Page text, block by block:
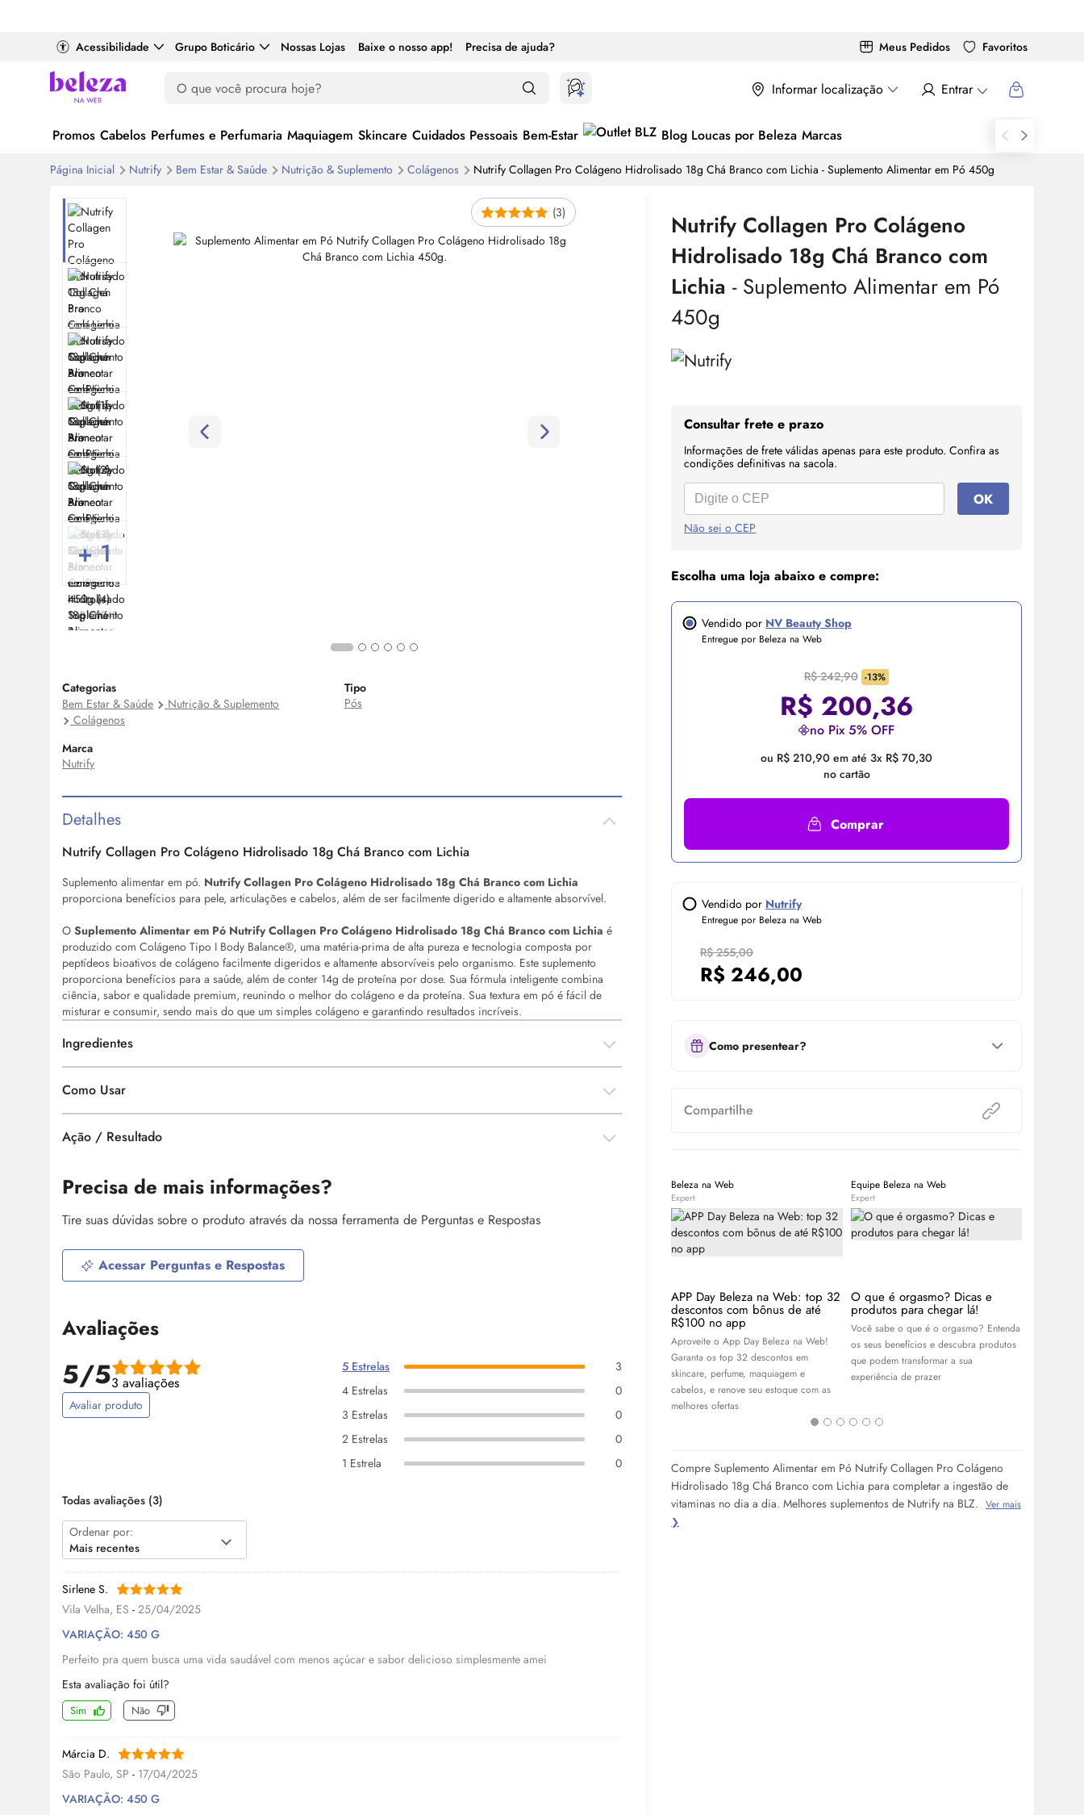
Acessibilidade Grupo Boticário Nossas Lojas Baixe o nosso app! Precisa de ajuda? Meus Pedidos Favoritos
Informar localização Entrar
Promos Cabelos Perfumes e Perfumaria Maquiagem Skincare Cuidados Pessoais Bem-Estar Blog Loucas por Beleza Marcas
Página Inicial Nutrify Bem Estar & Saúde Nutrição & Suplemento Colágenos Nutrify Collagen Pro Colágeno Hidrolisado 18g Chá Branco com Lichia - Suplemento Alimentar em Pó 450g
Nutrify Collagen Pro Colágeno
Hidrolisado 18g Chá Branco com
Lichia - Suplemento Alimentar em Pó
450g
Consultar frete e prazo
Informações de frete válidas apenas para este produto. Confira as
condições definitivas na sacola.
OK
Não sei o CEP
Escolha uma loja abaixo e compre:
Vendido por NV Beauty Shop
Entregue por Beleza na Web
R$ 242,90 -13%
R$ 200,36
no Pix 5% OFF
ou R$ 210,90 em até 3x R$ 70,30
no cartão
Comprar
Vendido por Nutrify
Entregue por Beleza na Web
R$ 255,00
R$ 246,00
Como presentear?
Compartilhe
Beleza na Web
Expert
APP Day Beleza na Web: top 32
descontos com bônus de até
R$100 no app
Aproveite o App Day Beleza na Web!
Garanta os top 32 descontos em
skincare, perfume, maquiagem e
cabelos, e renove seu estoque com as
melhores ofertas
Equipe Beleza na Web
Expert
O que é orgasmo? Dicas e
produtos para chegar lá!
Você sabe o que é o orgasmo? Entenda
os seus benefícios e descubra produtos
que podem transformar a sua
experiência de prazer
Compre Suplemento Alimentar em Pó Nutrify Collagen Pro Colágeno
Hidrolisado 18g Chá Branco com Lichia para completar a ingestão de
vitaminas no dia a dia. Melhores suplementos de Nutrify na BLZ. Ver mais
❯
(3)
+ 1
Cod:
MP100948
Categorias
Bem Estar & Saúde
Nutrição & Suplemento
Colágenos
Tipo
Pós
Marca
Nutrify
Detalhes
Nutrify Collagen Pro Colágeno Hidrolisado 18g Chá Branco com Lichia
Suplemento alimentar em pó. Nutrify Collagen Pro Colágeno Hidrolisado 18g Chá Branco com Lichia
proporciona benefícios para pele, articulações e cabelos, além de ser facilmente digerido e altamente absorvível.
O Suplemento Alimentar em Pó Nutrify Collagen Pro Colágeno Hidrolisado 18g Chá Branco com Lichia é
produzido com Colágeno Tipo I Body Balance®, uma matéria-prima de alta pureza e tecnologia composta por
peptídeos bioativos de colágeno facilmente digeridos e altamente absorvíveis pelo organismo. Este suplemento
proporciona benefícios para a saúde, além de conter 14g de proteína por dose. Sua fórmula inteligente combina
ciência, sabor e qualidade premium, reunindo o melhor do colágeno e da proteína. Sua textura em pó é fácil de
misturar e consumir, sendo mais do que um simples colágeno e garantindo resultados incríveis.
Ingredientes
Como Usar
Ação / Resultado
Precisa de mais informações?
Tire suas dúvidas sobre o produto através da nossa ferramenta de Perguntas e Respostas
Acessar Perguntas e Respostas
Avaliações
5/53 avaliações
Avaliar produto
5 Estrelas
3
4 Estrelas
0
3 Estrelas
0
2 Estrelas
0
1 Estrela
0
Todas avaliações (3)
Ordenar por:
Mais recentes
Sirlene S.
Vila Velha, ES - 25/04/2025
VARIAÇÃO: 450 G
Perfeito pra quem busca uma vida saudável com menos açúcar e sabor delicioso simplesmente amei
Esta avaliação foi útil?
Sim Não
Márcia D.
São Paulo, SP - 17/04/2025
VARIAÇÃO: 450 G